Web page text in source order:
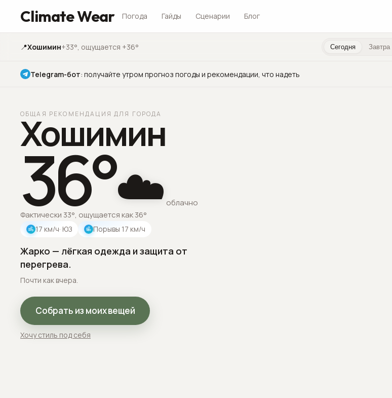
Climate Wear Погода Гайды Сценарии Блог
📍Хошимин+33°, ощущается +36° Сегодня Завтра
Telegram-бот: получайте утром прогноз погоды и рекомендации, что надеть
ОБЩАЯ РЕКОМЕНДАЦИЯ ДЛЯ ГОРОДА
Хошимин
36°☁️ облачно
Фактически 33°, ощущается как 36°
17 км/ч· ЮЗ Порывы 17 км/ч
Жарко — лёгкая одежда и защита от
перегрева.
Почти как вчера.
Собрать из моих вещей
Хочу стиль под себя